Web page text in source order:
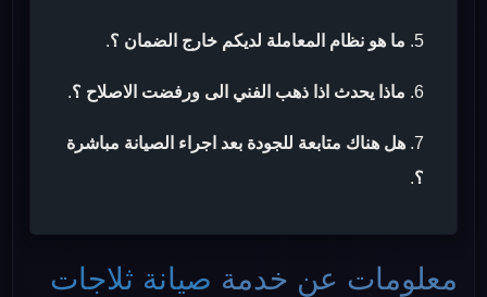
ما هو نظام المعاملة لديكم خارج الضمان ؟.
ماذا يحدث اذا ذهب الفني الى ورفضت الاصلاح ؟.
هل هناك متابعة للجودة بعد اجراء الصيانة مباشرة
؟.
معلومات عن خدمة صيانة ثلاجات